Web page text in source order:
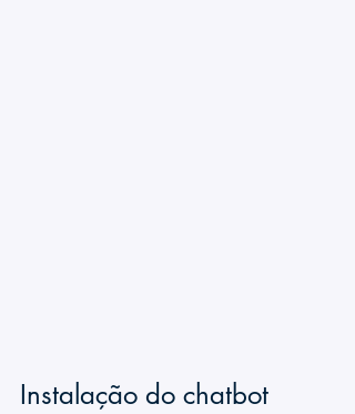
Instalação do chatbot